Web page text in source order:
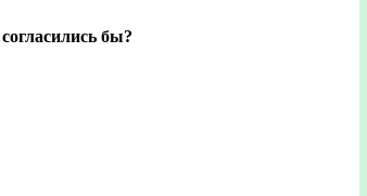
бы?